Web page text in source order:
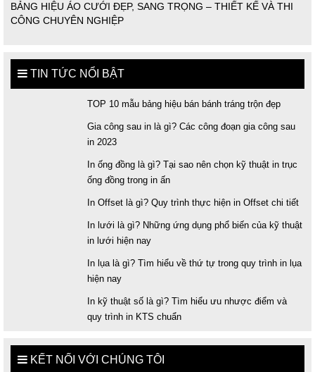
BẢNG HIỆU ÁO CƯỚI ĐẸP, SANG TRỌNG – THIẾT KẾ VÀ THI
CÔNG CHUYÊN NGHIỆP
TIN TỨC NỔI BẬT
TOP 10 mẫu bảng hiệu bán bánh tráng trộn đẹp
Gia công sau in là gì? Các công đoạn gia công sau
in 2023
In ống đồng là gì? Tại sao nên chọn kỹ thuật in trục
ống đồng trong in ấn
In Offset là gì? Quy trình thực hiện in Offset chi tiết
In lưới là gì? Những ứng dụng phổ biến của kỹ thuật
in lưới hiện nay
In lụa là gì? Tìm hiểu về thứ tự trong quy trình in lụa
hiện nay
In kỹ thuật số là gì? Tìm hiểu ưu nhược điểm và
quy trình in KTS chuẩn
KẾT NỐI VỚI CHÚNG TÔI